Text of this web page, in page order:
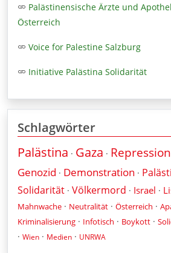
Palästinensische Ärzte und
Österreich
Voice for Palestine Salzburg
Initiative Palästina Solidarität
Schlagwörter
Palästina · Gaza · Repression
Genozid · Demonstration ·
Solidarität · Völkermord · Israel ·
Mahnwache · Neutralität · Österreich ·
Kriminalisierung · Infotisch · Boykott ·
· Wien · Medien · UNRWA